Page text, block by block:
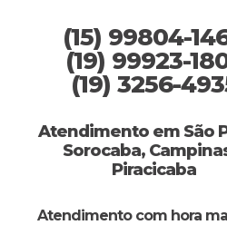
(15) 99804-
(19) 99923-
(19) 3256-
Atendimento em São
Sorocaba,
Piracicaba
Atendimento com hora